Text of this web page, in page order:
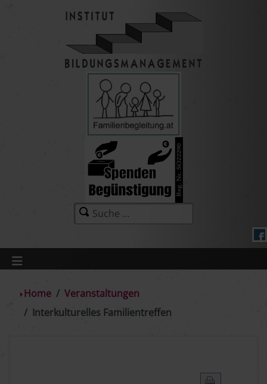
Home
Veranstaltungen
Interkulturelles Familientreffen